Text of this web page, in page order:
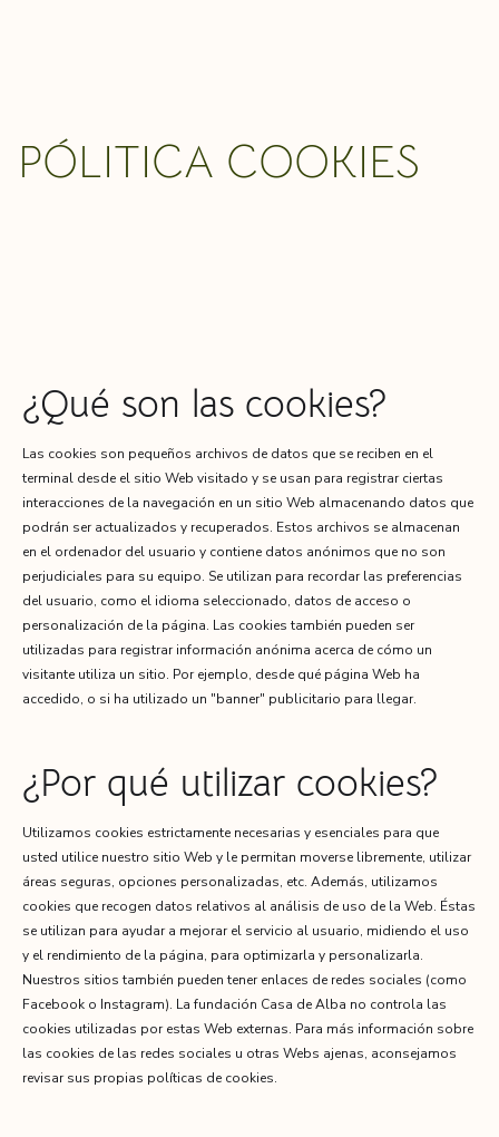
PÓLITICA COOKIES
¿Qué son las cookies?
Las cookies son pequeños archivos de datos que se reciben en el
terminal desde el sitio Web visitado y se usan para registrar ciertas
interacciones de la navegación en un sitio Web almacenando datos que
podrán ser actualizados y recuperados. Estos archivos se almacenan
en el ordenador del usuario y contiene datos anónimos que no son
perjudiciales para su equipo. Se utilizan para recordar las preferencias
del usuario, como el idioma seleccionado, datos de acceso o
personalización de la página. Las cookies también pueden ser
utilizadas para registrar información anónima acerca de cómo un
visitante utiliza un sitio. Por ejemplo, desde qué página Web ha
accedido, o si ha utilizado un "banner" publicitario para llegar.
¿Por qué utilizar cookies?
Utilizamos cookies estrictamente necesarias y esenciales para que
usted utilice nuestro sitio Web y le permitan moverse libremente, utilizar
áreas seguras, opciones personalizadas, etc. Además, utilizamos
cookies que recogen datos relativos al análisis de uso de la Web. Éstas
se utilizan para ayudar a mejorar el servicio al usuario, midiendo el uso
y el rendimiento de la página, para optimizarla y personalizarla.
Nuestros sitios también pueden tener enlaces de redes sociales (como
Facebook o Instagram). La fundación Casa de Alba no controla las
cookies utilizadas por estas Web externas. Para más información sobre
las cookies de las redes sociales u otras Webs ajenas, aconsejamos
revisar sus propias políticas de cookies.